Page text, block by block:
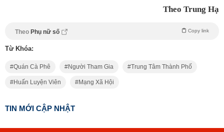
Theo Trung Hạ
Theo Phụ nữ số Copy link
Từ Khóa:
Quán Cà Phê Người Tham Gia Trung Tâm Thành Phố
Huấn Luyện Viên Mạng Xã Hội
TIN MỚI CẬP NHẬT